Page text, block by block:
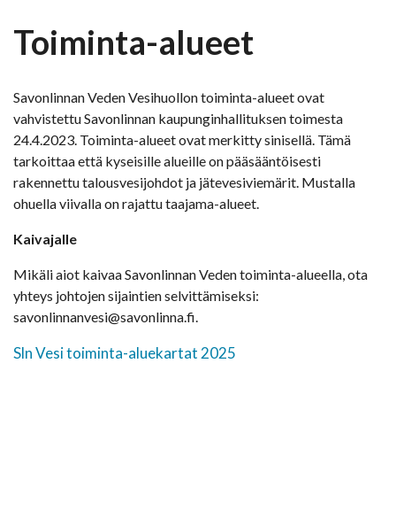
Toiminta-alueet
Savonlinnan Veden Vesihuollon toiminta-alueet ovat
vahvistettu Savonlinnan kaupunginhallituksen toimesta
24.4.2023. Toiminta-alueet ovat merkitty sinisellä. Tämä
tarkoittaa että kyseisille alueille on pääsääntöisesti
rakennettu talousvesijohdot ja jätevesiviemärit. Mustalla
ohuella viivalla on rajattu taajama-alueet.
Kaivajalle
Mikäli aiot kaivaa Savonlinnan Veden toiminta-alueella, ota
yhteys johtojen sijaintien selvittämiseksi:
savonlinnanvesi@savonlinna.fi.
Sln Vesi toiminta-aluekartat 2025